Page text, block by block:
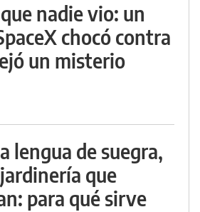
nadie vio: un
chocó contra
un misterio
lengua de suegra,
que
para qué sirve